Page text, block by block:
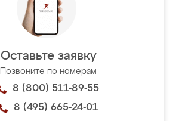
Оставьте заявку
Позвоните по номерам
8 (800) 511-89-55
8 (495) 665-24-01